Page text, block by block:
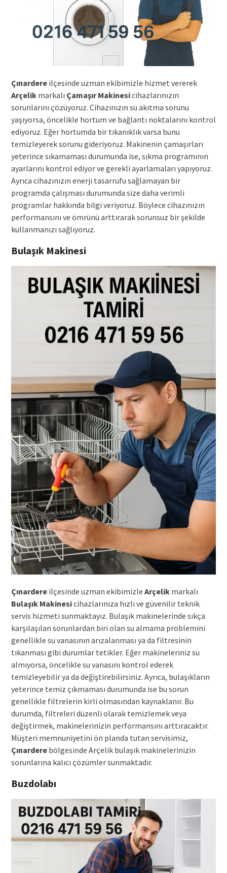
Çınardereilçesinde uzman ekibimizle hizmet vererek
Arçelikmarkalı Çamaşır Makinesicihazlarınızın
sorunlarını çözüyoruz. Cihazınızın su akıtma sorunu
yaşıyorsa, öncelikle hortum ve bağlantı noktalarını kontrol
ediyoruz. Eğer hortumda bir tıkanıklık varsa bunu
temizleyerek sorunu gideriyoruz. Makinenin çamaşırları
yeterince sıkamaması durumunda ise, sıkma programının
ayarlarını kontrol ediyor ve gerekli ayarlamaları yapıyoruz.
Ayrıca cihazınızın enerji tasarrufu sağlamayan bir
programda çalışması durumunda size daha verimli
programlar hakkında bilgi veriyoruz. Böylece cihazınızın
performansını ve ömrünü arttırarak sorunsuz bir şekilde
kullanmanızı sağlıyoruz.
Bulaşık Makinesi
Çınardereilçesinde uzman ekibimizle Arçelikmarkalı
Bulaşık Makinesicihazlarınıza hızlı ve güvenilir teknik
servis hizmeti sunmaktayız. Bulaşık makinelerinde sıkça
karşılaşılan sorunlardan biri olan su almama problemini
genellikle su vanasının arızalanması ya da filtresinin
tıkanması gibi durumlar tetikler. Eğer makineleriniz su
almıyorsa, öncelikle su vanasını kontrol ederek
temizleyebilir ya da değiştirebilirsiniz. Ayrıca, bulaşıkların
yeterince temiz çıkmaması durumunda ise bu sorun
genellikle filtrelerin kirli olmasından kaynaklanır. Bu
durumda, filtreleri düzenli olarak temizlemek veya
değiştirmek, makinelerinizin performansını arttıracaktır.
Müşteri memnuniyetini ön planda tutan servisimiz,
Çınarderebölgesinde Arçelik bulaşık makinelerinizin
sorunlarına kalıcı çözümler sunmaktadır.
Buzdolabı